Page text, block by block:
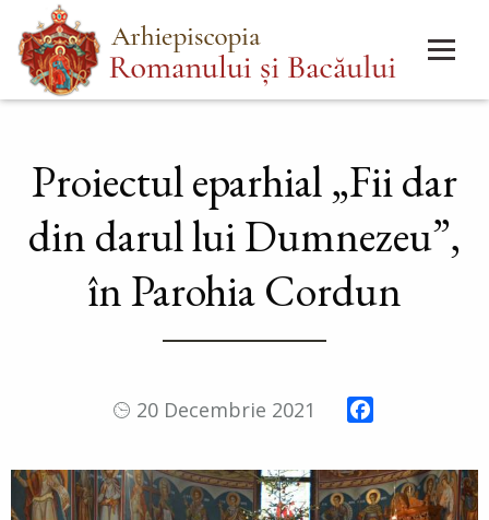
Mergi
la
conţinutul
Main
menu
Proiectul eparhial „Fii dar
din darul lui Dumnezeu”,
în Parohia Cordun
20 Decembrie 2021